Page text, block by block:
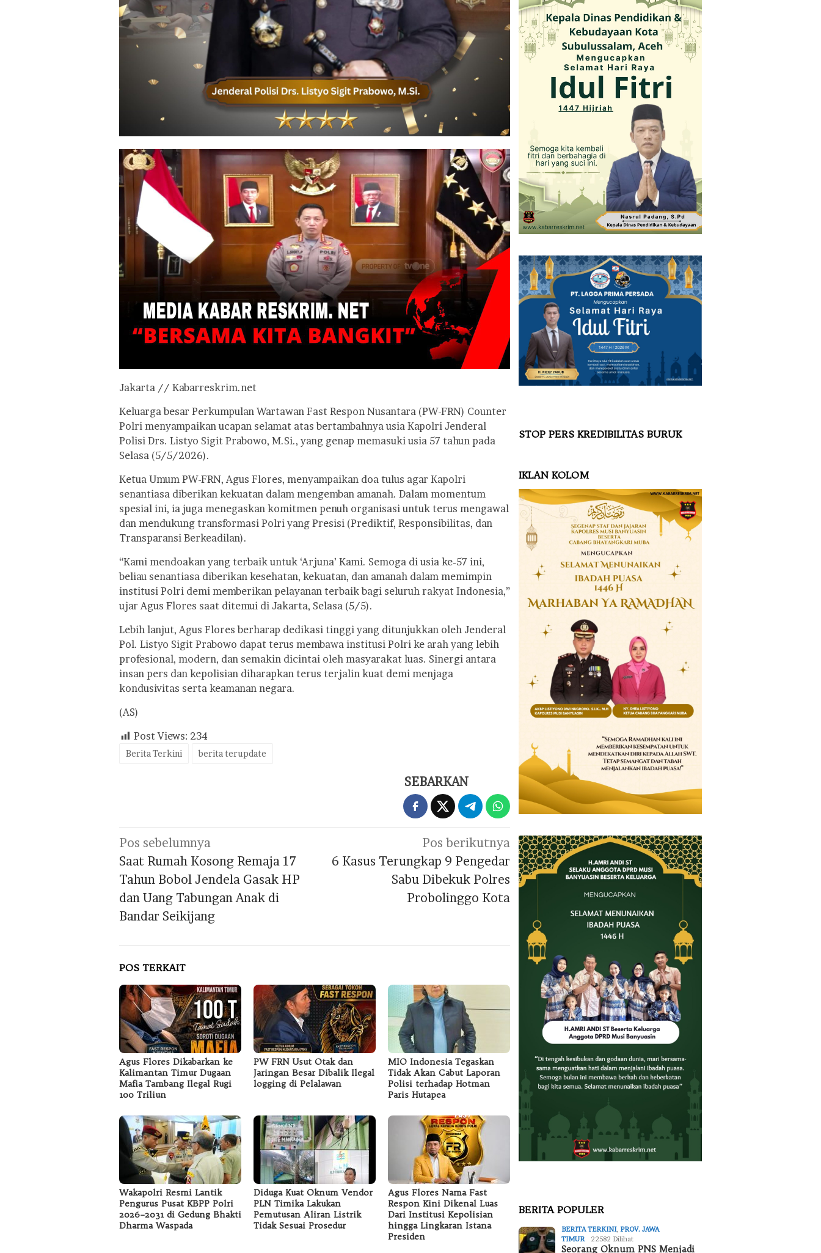
Jakarta // Kabarreskrim.net
Keluarga besar Perkumpulan Wartawan Fast Respon Nusantara (PW-FRN) Counter
Polri menyampaikan ucapan selamat atas bertambahnya usia Kapolri Jenderal
Polisi Drs. Listyo Sigit Prabowo, M.Si., yang genap memasuki usia 57 tahun pada
Selasa (5/5/2026).
Ketua Umum PW-FRN, Agus Flores, menyampaikan doa tulus agar Kapolri
senantiasa diberikan kekuatan dalam mengemban amanah. Dalam momentum
spesial ini, ia juga menegaskan komitmen penuh organisasi untuk terus mengawal
dan mendukung transformasi Polri yang Presisi (Prediktif, Responsibilitas, dan
Transparansi Berkeadilan).
“Kami mendoakan yang terbaik untuk ‘Arjuna’ Kami. Semoga di usia ke-57 ini,
beliau senantiasa diberikan kesehatan, kekuatan, dan amanah dalam memimpin
institusi Polri demi memberikan pelayanan terbaik bagi seluruh rakyat Indonesia,”
ujar Agus Flores saat ditemui di Jakarta, Selasa (5/5).
Lebih lanjut, Agus Flores berharap dedikasi tinggi yang ditunjukkan oleh Jenderal
Pol. Listyo Sigit Prabowo dapat terus membawa institusi Polri ke arah yang lebih
profesional, modern, dan semakin dicintai oleh masyarakat luas. Sinergi antara
insan pers dan kepolisian diharapkan terus terjalin kuat demi menjaga
kondusivitas serta keamanan negara.
(AS)
Post Views: 234
Berita Terkini berita terupdate
SEBARKAN
Navigasi
pos
Pos sebelumnya
Saat Rumah Kosong Remaja 17
Tahun Bobol Jendela Gasak HP
dan Uang Tabungan Anak di
Bandar Seikijang
Pos berikutnya
6 Kasus Terungkap 9 Pengedar
Sabu Dibekuk Polres
Probolinggo Kota
POS TERKAIT
Agus Flores Dikabarkan ke
Kalimantan Timur Dugaan
Mafia Tambang Ilegal Rugi
100 Triliun
PW FRN Usut Otak dan
Jaringan Besar Dibalik Ilegal
logging di Pelalawan
MIO Indonesia Tegaskan
Tidak Akan Cabut Laporan
Polisi terhadap Hotman
Paris Hutapea
Wakapolri Resmi Lantik
Pengurus Pusat KBPP Polri
2026–2031 di Gedung Bhakti
Dharma Waspada
Diduga Kuat Oknum Vendor
PLN Timika Lakukan
Pemutusan Aliran Listrik
Tidak Sesuai Prosedur
Agus Flores Nama Fast
Respon Kini Dikenal Luas
Dari Institusi Kepolisian
hingga Lingkaran Istana
Presiden
STOP PERS KREDIBILITAS BURUK
IKLAN KOLOM
BERITA POPULER
BERITA TERKINI,PROV. JAWA
TIMUR
22582 Dilihat
Seorang Oknum PNS Menjadi